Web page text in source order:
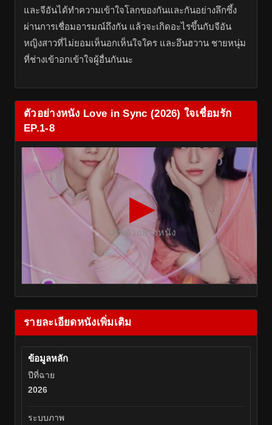
และจีอันได้ทำความเข้าใจโลกของกันและกันอย่างลึกซึ้ง
ผ่านการเชื่อมอารมณ์ถึงกัน แล้วจะเกิดอะไรขึ้นกับจีอัน
หญิงสาวที่ไม่ยอมเห็นอกเห็นใจใคร และอึนฮวาน ชายหนุ่ม
ที่ช่างเข้าอกเข้าใจผู้อื่นกันนะ
ตัวอย่างหนัง Love in Sync (2026) ใจเชื่อมรัก
EP.1-8
▶
เล่นตัวอย่างหนัง
รายละเอียดหนังเพิ่มเติม
ข้อมูลหลัก
ปีที่ฉาย
2026
ระบบภาพ